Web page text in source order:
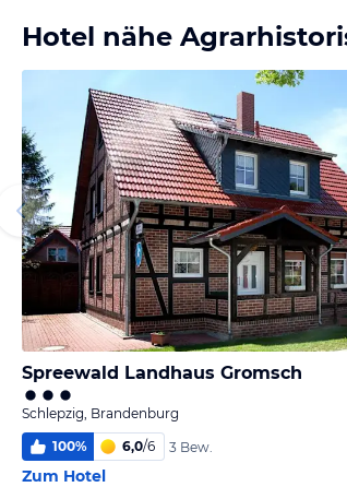
Hotel nähe
Spreewald Landhaus Gromsch
Schlepzig, Brandenburg
100% 6,0/6 3 Bew.
Zum Hotel